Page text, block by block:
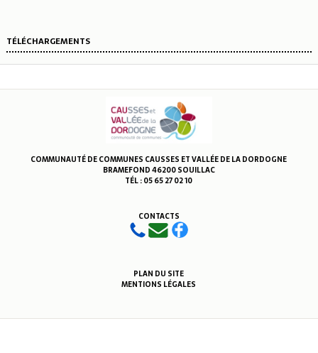
TÉLÉCHARGEMENTS
COMMUNAUTÉ DE COMMUNES CAUSSES ET VALLÉE DE LA DORDOGNE
BRAMEFOND 46200 SOUILLAC
TÉL : 05 65 27 02 10
CONTACTS
PLAN DU SITE
MENTIONS LÉGALES